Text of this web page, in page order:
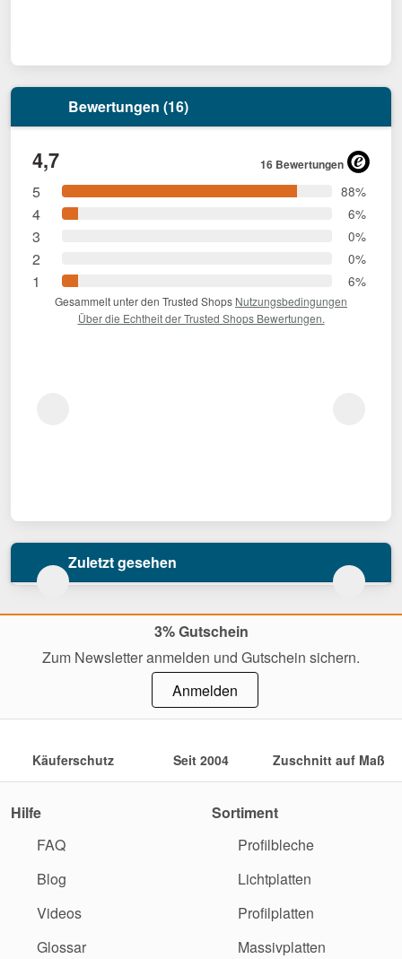
Bewertungen (16)
4,7 16 Bewertungen
5 88%
4 6%
3 0%
2 0%
1 6%
Gesammelt unter den Trusted Shops Nutzungsbedingungen
Über die Echtheit der Trusted Shops Bewertungen.
Zuletzt gesehen
3% Gutschein
Zum Newsletter anmelden und Gutschein sichern.
Anmelden
Käuferschutz Seit 2004 Zuschnitt auf Maß
Hilfe
FAQ
Blog
Videos
Glossar
Sortiment
Profilbleche
Lichtplatten
Profilplatten
Massivplatten